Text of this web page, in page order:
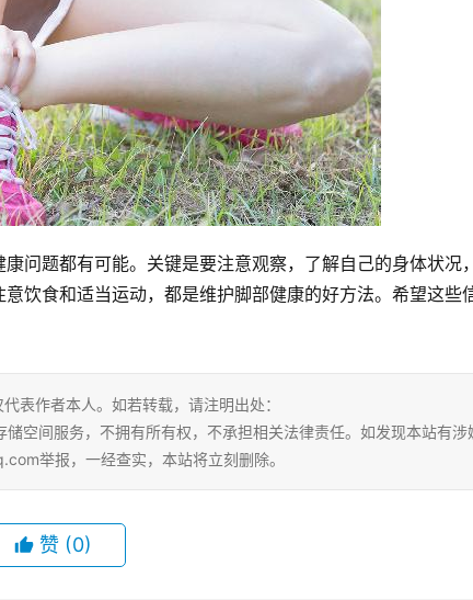
问题都有可能。关键是要注意观察，了解自己的身体状况
饮食和适当运动，都是维护脚部健康的好方法。希望这些
表作者本人。如若转载，请注明出处：
空间服务，不拥有所有权，不承担相关法律责任。如发现本站有涉
举报，一经查实，本站将立刻删除。
赞 (0)